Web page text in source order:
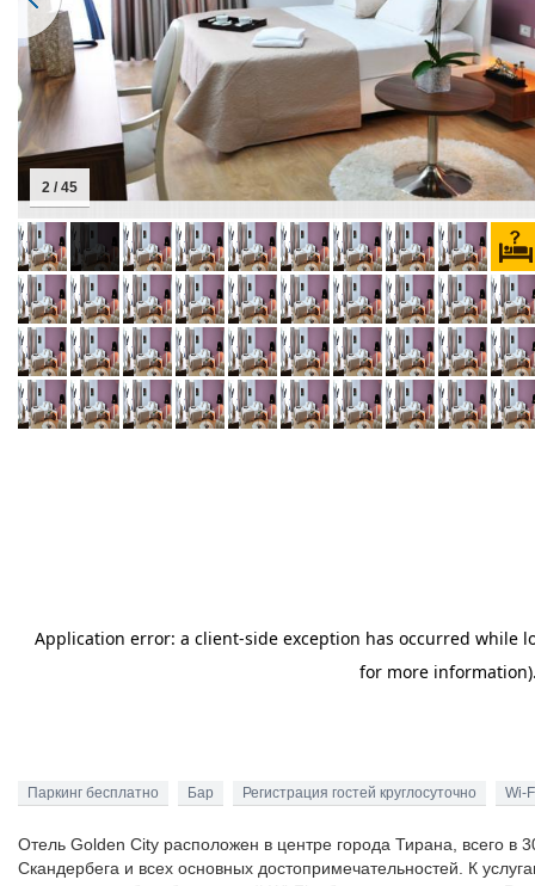
2 / 45
Паркинг бесплатно Бар Регистрация гостей круглосуточно Wi-
Отель Golden City расположен в центре города Тирана, всего в
Скандербега и всех основных достопримечательностей. К